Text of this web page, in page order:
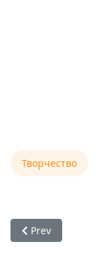
Творчество
Previous article:
Prev